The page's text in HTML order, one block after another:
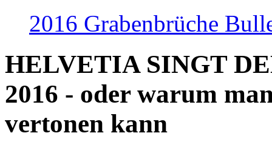
2016 Grabenbrüche
HELVETIA SINGT
2016 - oder warum
vertonen kann